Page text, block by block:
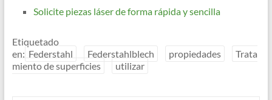
Solicite piezas láser de forma rápida y sencilla
Etiquetado
en: Federstahl Federstahlblech propiedades
Trata
miento de superficies
utilizar